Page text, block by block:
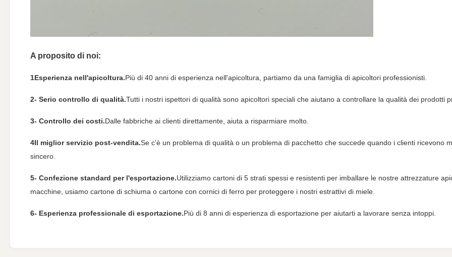
A proposito di noi:
1Esperienza nell'apicoltura.Più di 40 anni di esperienza nell'apicoltura, partiamo da una famiglia di apicoltori professionisti.
2- Serio controllo di qualità.Tutti i nostri ispettori di qualità sono apicoltori speciali che aiutano a controllare la qualità dei prodotti
3- Controllo dei costi.Dalle fabbriche ai clienti direttamente, aiuta a risparmiare molto.
4Il miglior servizio post-vendita.Se c'è un problema di qualità o un problema di pacchetto che succede quando i clienti ricevono
sincero.
5- Confezione standard per l'esportazione.Utilizziamo cartoni di 5 strati spessi e resistenti per imballare le nostre attrezzature
macchine, usiamo cartone di schiuma o cartone con cornici di ferro per proteggere i nostri estrattivi di miele.
6- Esperienza professionale di esportazione.Più di 8 anni di esperienza di esportazione per aiutarti a lavorare senza intoppi.